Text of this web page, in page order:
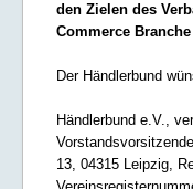
den Zielen des
Commerce
Der Händlerbund
Händlerbund e.V.,
13, 04315 Leipzig,